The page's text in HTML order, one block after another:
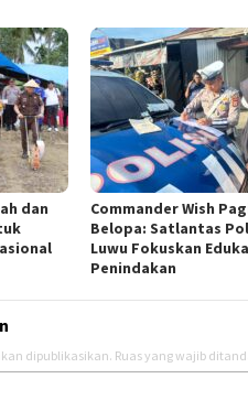
dan
Commander Wish
Belopa: Satlantas
Luwu Fokuskan
Penindakan
dipublikasikan. Ruas yang wajib